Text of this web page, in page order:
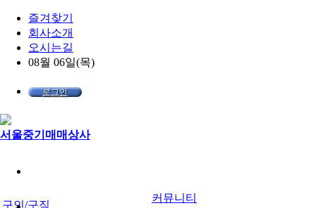
즐겨찾기
회사소개
오시는길
08월 06일(목)
로그인
서울중기매매상사
구인/구직
커뮤니티